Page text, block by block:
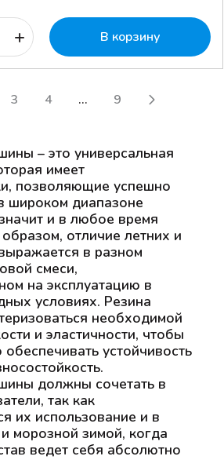
+ В корзину
3 4 ... 9
– это универсальная
имеет
позволяющие успешно
широком диапазоне
и в любое время
отличие летних и
в разном
смеси,
на эксплуатацию в
условиях. Резина
необходимой
и эластичности, чтобы
устойчивость
должны сочетать в
так как
их использование и в
морозной зимой, когда
ведет себя абсолютно